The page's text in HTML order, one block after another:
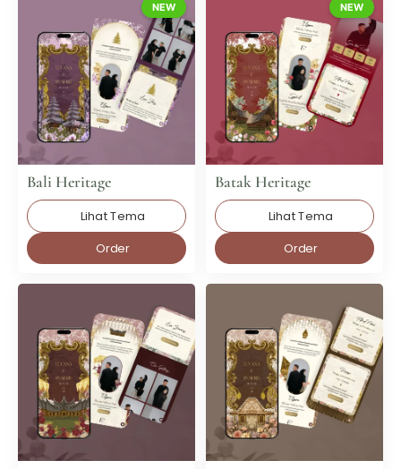
NEW
Bali Heritage
Lihat Tema
Order
NEW
Batak Heritage
Lihat Tema
Order